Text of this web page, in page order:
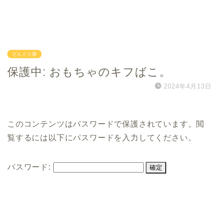
どんぐり屋
保護中: おもちゃのキフばこ。
2024年4月13日
このコンテンツはパスワードで保護されています。閲
覧するには以下にパスワードを入力してください。
パスワード: